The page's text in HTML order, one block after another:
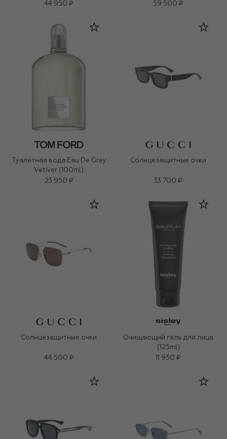
44 950 ₽
59 500 ₽
Туалетная вода Eau De Grey
Vetiver (100ml)
23 950 ₽
Солнцезащитные очки
33 700 ₽
Солнцезащитные очки
44 500 ₽
Очищающий гель для лица
(125ml)
11 950 ₽